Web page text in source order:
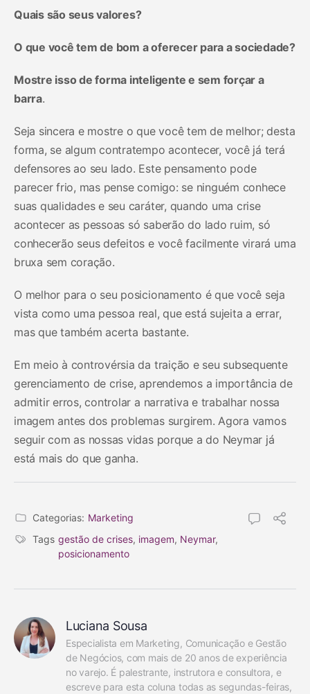
Quais são seus valores?
O que você tem de bom a oferecer para a sociedade?
Mostre isso de forma inteligente e sem forçar a
barra.
Seja sincera e mostre o que você tem de melhor; desta
forma, se algum contratempo acontecer, você já terá
defensores ao seu lado. Este pensamento pode
parecer frio, mas pense comigo: se ninguém conhece
suas qualidades e seu caráter, quando uma crise
acontecer as pessoas só saberão do lado ruim, só
conhecerão seus defeitos e você facilmente virará uma
bruxa sem coração.
O melhor para o seu posicionamento é que você seja
vista como uma pessoa real, que está sujeita a errar,
mas que também acerta bastante.
Em meio à controvérsia da traição e seu subsequente
gerenciamento de crise, aprendemos a importância de
admitir erros, controlar a narrativa e trabalhar nossa
imagem antes dos problemas surgirem. Agora vamos
seguir com as nossas vidas porque a do Neymar já
está mais do que ganha.
Categorias: Marketing
Tags gestão de crises, imagem, Neymar,
posicionamento
Luciana Sousa
Especialista em Marketing, Comunicação e Gestão
de Negócios, com mais de 20 anos de experiência
no varejo. É palestrante, instrutora e consultora, e
escreve para esta coluna todas as segundas-feiras,